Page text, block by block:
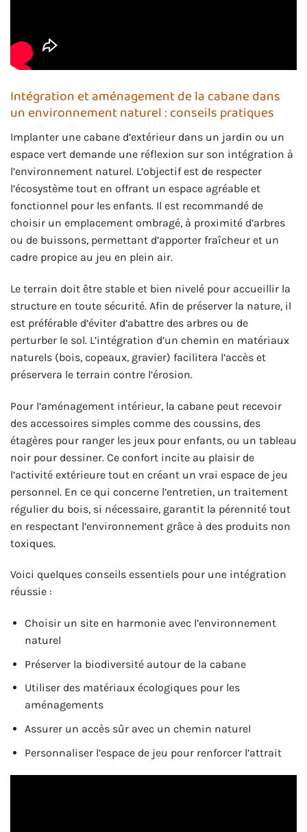
Intégration et aménagement de la cabane dans
un environnement naturel : conseils pratiques
Implanter une cabane d’extérieur dans un jardin ou un
espace vert demande une réflexion sur son intégration à
l’environnement naturel. L’objectif est de respecter
l’écosystème tout en offrant un espace agréable et
fonctionnel pour les enfants. Il est recommandé de
choisir un emplacement ombragé, à proximité d’arbres
ou de buissons, permettant d’apporter fraîcheur et un
cadre propice au jeu en plein air.
Le terrain doit être stable et bien nivelé pour accueillir la
structure en toute sécurité. Afin de préserver la nature, il
est préférable d’éviter d’abattre des arbres ou de
perturber le sol. L’intégration d’un chemin en matériaux
naturels (bois, copeaux, gravier) facilitera l’accès et
préservera le terrain contre l’érosion.
Pour l’aménagement intérieur, la cabane peut recevoir
des accessoires simples comme des coussins, des
étagères pour ranger les jeux pour enfants, ou un tableau
noir pour dessiner. Ce confort incite au plaisir de
l’activité extérieure tout en créant un vrai espace de jeu
personnel. En ce qui concerne l’entretien, un traitement
régulier du bois, si nécessaire, garantit la pérennité tout
en respectant l’environnement grâce à des produits non
toxiques.
Voici quelques conseils essentiels pour une intégration
réussie :
Choisir un site en harmonie avec l’environnement
naturel
Préserver la biodiversité autour de la cabane
Utiliser des matériaux écologiques pour les
aménagements
Assurer un accès sûr avec un chemin naturel
Personnaliser l’espace de jeu pour renforcer l’attrait